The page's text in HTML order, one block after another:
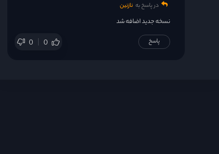
در پاسخ به نازنین
نسخه جدید اضافه شد
0 0 پاسخ